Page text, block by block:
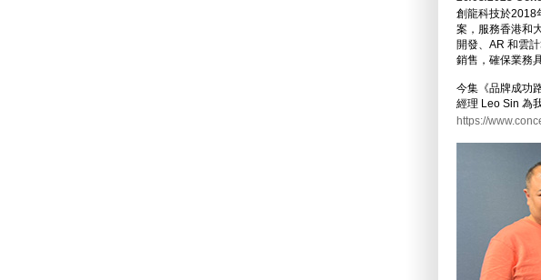
創龍科技於2018
案，服務香港和
開發、AR 和雲
銷售，確保業務
今集《品牌成功
經理 Leo Sin 為
https://